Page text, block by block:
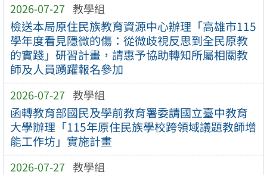
2026-07-27 教學組
檢送本局原住民族教育資源中心辦理「高雄市115
學年度看見隱微的傷：從微歧視反思到全民原教
的實踐」研習計畫，請惠予協助轉知所屬相關教
師及人員踴躍報名參加
2026-07-27 教學組
函轉教育部國民及學前教育署委請國立臺中教育
大學辦理「115年原住民族學校跨領域議題教師增
能工作坊」實施計畫
2026-07-27 教學組